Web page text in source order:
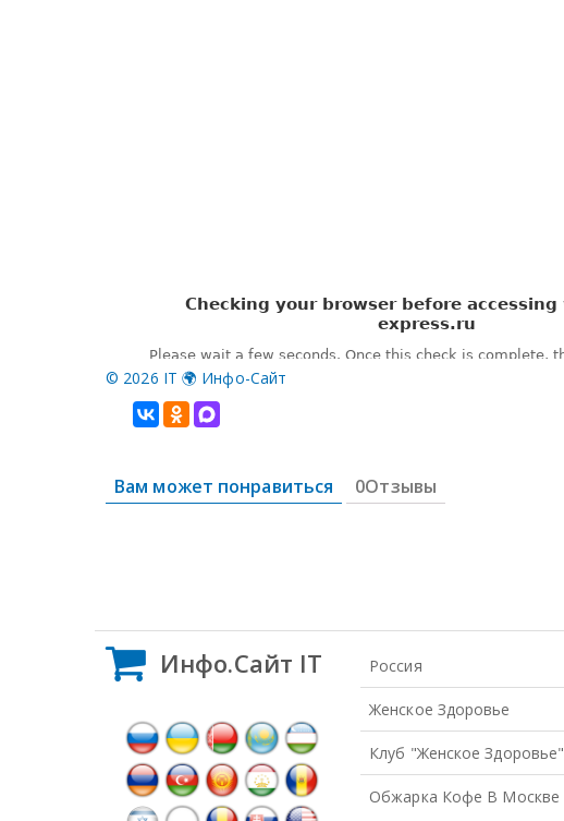
© 2026 IT 🌍 Инфо-Сайт
Вам может понравиться 0Отзывы
Инфо.Сайт IT Россия
Женское Здоровье
Клуб "Женское Здоровье"
Обжарка Кофе В Москве